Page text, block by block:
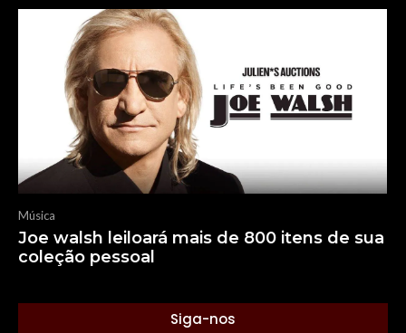
Música
Joe walsh leiloará mais de 800 itens de sua
coleção pessoal
Siga-nos